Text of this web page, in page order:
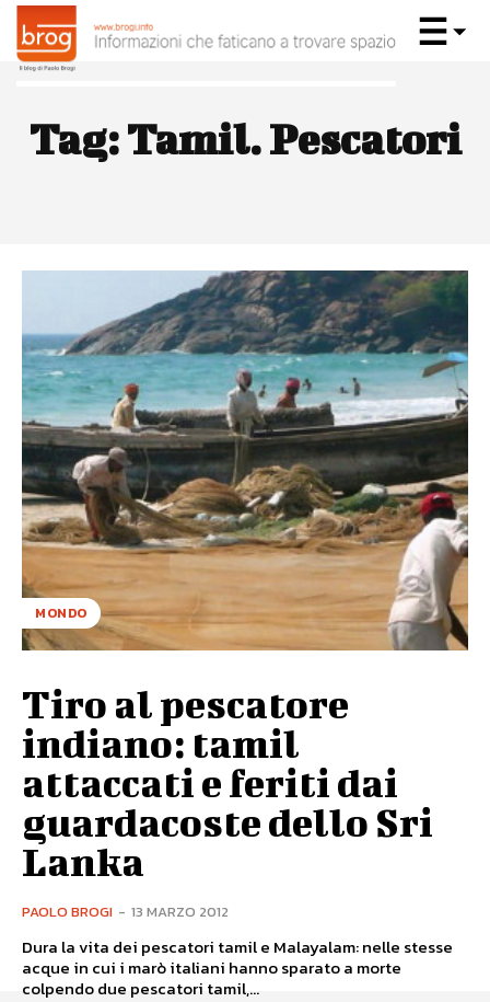
Tag:Tamil. Pescatori
MONDO
Tiro al pescatore
indiano: tamil
attaccati e feriti dai
guardacoste dello Sri
Lanka
PAOLO BROGI - 13 MARZO 2012
Dura la vita dei pescatori tamil e Malayalam: nelle stesse
acque in cui i marò italiani hanno sparato a morte
colpendo due pescatori tamil,...